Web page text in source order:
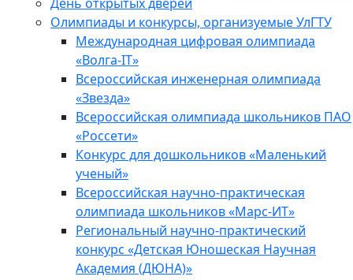
Олимпиады и конкурсы, организуемые УлГТУ
Международная цифровая олимпиада
«Волга-IT»
Всероссийская инженерная олимпиада
«Звезда»
Всероссийская олимпиада школьников ПАО
«Россети»
Конкурс для дошкольников «Маленький
ученый»
Всероссийская научно-практическая
олимпиада школьников «Марс-ИТ»
Региональный научно-практический
конкурс «Детская Юношеская Научная
Академия (ДЮНА)»